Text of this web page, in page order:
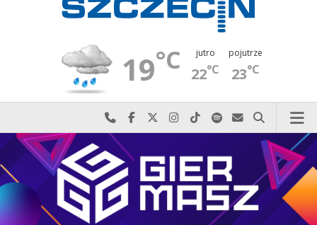
19°C jutro
22°C
pojutrze
23°C
Najlepiej po prostu do nas zadzwoń
Odwiedź nas na Facebook-u
Odwiedź nas na X
Odwiedź nas na Instagram-ie
Odwiedź nas na TikTok-u
Szukaj nas na Spotify
Wyślij do nas
Szukaj